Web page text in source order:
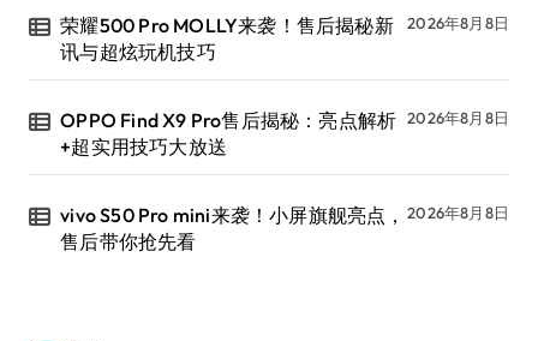
荣耀500 Pro MOLLY来袭！售后揭秘新
讯与超炫玩机技巧
2026年8月8日
OPPO Find X9 Pro售后揭秘：亮点解析
+超实用技巧大放送
2026年8月8日
vivo S50 Pro mini来袭！小屏旗舰亮点，
售后带你抢先看
2026年8月8日